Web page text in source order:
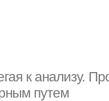
к анализу.
путем